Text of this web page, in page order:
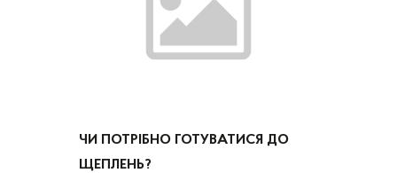
ЧИ ПОТРІБНО ГОТУВАТИСЯ ДО
ЩЕПЛЕНЬ?